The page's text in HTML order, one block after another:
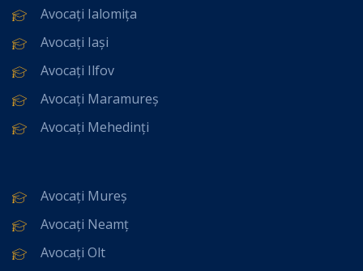
Avocați Ialomița
Avocați Iași
Avocați Ilfov
Avocați Maramureș
Avocați Mehedinți
Avocați Mureș
Avocați Neamț
Avocați Olt